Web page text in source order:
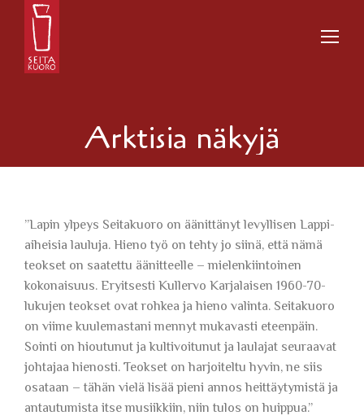
Arktisia näkyjä
”Lapin ylpeys Seitakuoro on äänittänyt levyllisen Lappi-
aiheisia lauluja. Hieno työ on tehty jo siinä, että nämä
teokset on saatettu äänitteelle – mielenkiintoinen
kokonaisuus. Eryitsesti Kullervo Karjalaisen 1960-70-
lukujen teokset ovat rohkea ja hieno valinta. Seitakuoro
on viime kuulemastani mennyt mukavasti eteenpäin.
Sointi on hioutunut ja kultivoitunut ja laulajat seuraavat
johtajaa hienosti. Teokset on harjoiteltu hyvin, ne siis
osataan – tähän vielä lisää pieni annos heittäytymistä ja
antautumista itse musiikkiin, niin tulos on huippua.”